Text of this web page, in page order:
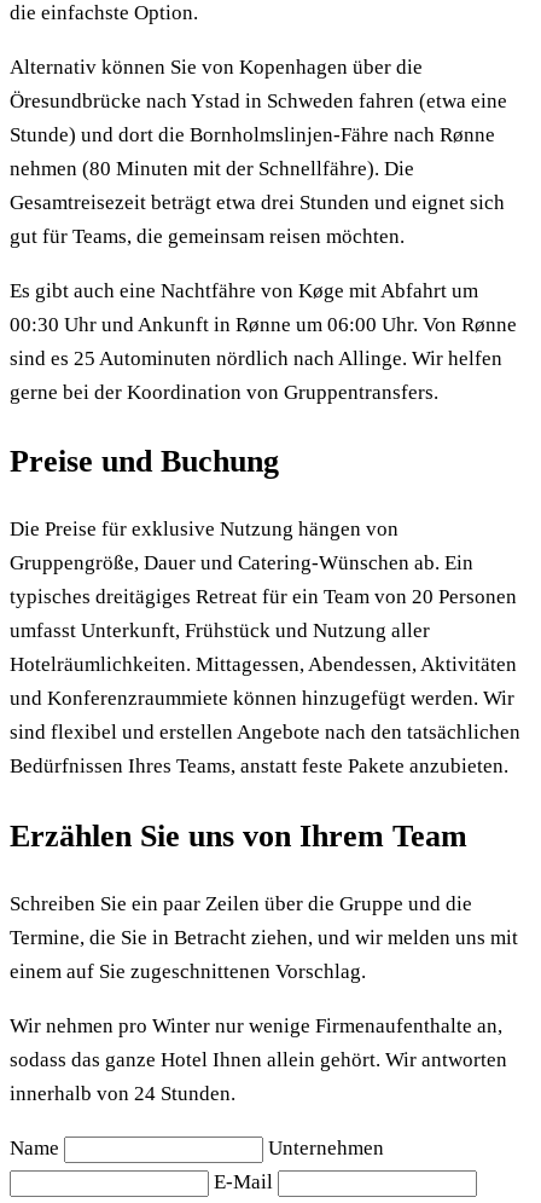
die einfachste Option.
Alternativ können Sie von Kopenhagen über die
Öresundbrücke nach Ystad in Schweden fahren (etwa eine
Stunde) und dort die Bornholmslinjen-Fähre nach Rønne
nehmen (80 Minuten mit der Schnellfähre). Die
Gesamtreisezeit beträgt etwa drei Stunden und eignet sich
gut für Teams, die gemeinsam reisen möchten.
Es gibt auch eine Nachtfähre von Køge mit Abfahrt um
00:30 Uhr und Ankunft in Rønne um 06:00 Uhr. Von Rønne
sind es 25 Autominuten nördlich nach Allinge. Wir helfen
gerne bei der Koordination von Gruppentransfers.
Preise und Buchung
Die Preise für exklusive Nutzung hängen von
Gruppengröße, Dauer und Catering-Wünschen ab. Ein
typisches dreitägiges Retreat für ein Team von 20 Personen
umfasst Unterkunft, Frühstück und Nutzung aller
Hotelräumlichkeiten. Mittagessen, Abendessen, Aktivitäten
und Konferenzraummiete können hinzugefügt werden. Wir
sind flexibel und erstellen Angebote nach den tatsächlichen
Bedürfnissen Ihres Teams, anstatt feste Pakete anzubieten.
Erzählen Sie uns von Ihrem Team
Schreiben Sie ein paar Zeilen über die Gruppe und die
Termine, die Sie in Betracht ziehen, und wir melden uns mit
einem auf Sie zugeschnittenen Vorschlag.
Wir nehmen pro Winter nur wenige Firmenaufenthalte an,
sodass das ganze Hotel Ihnen allein gehört. Wir antworten
innerhalb von 24 Stunden.
Name
Unternehmen
E-Mail